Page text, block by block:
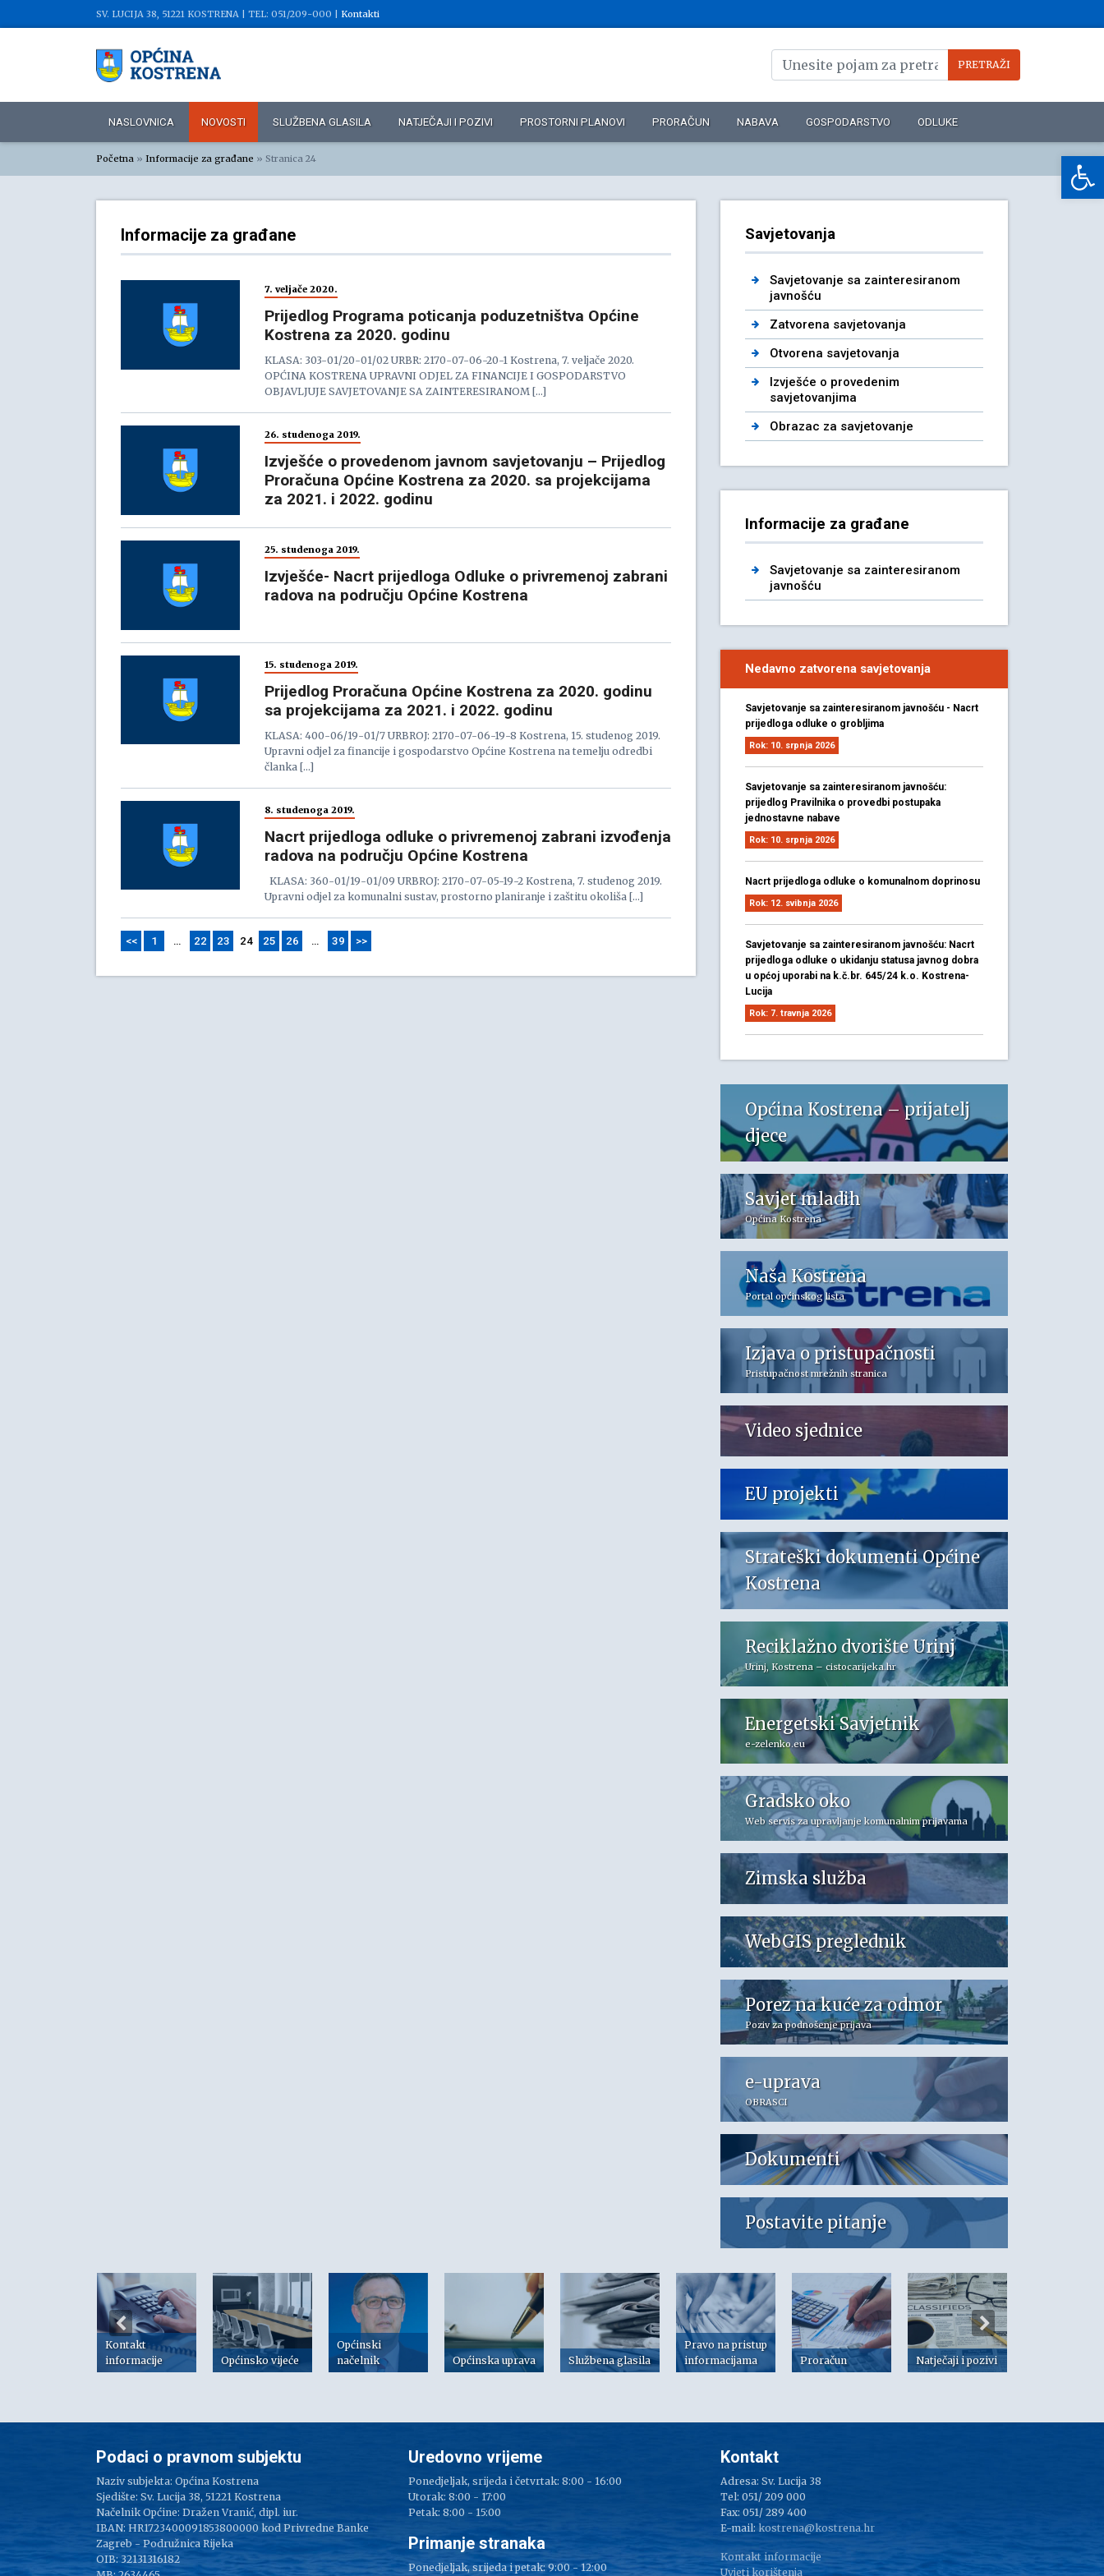
SV. LUCIJA 38, 51221 KOSTRENA | TEL: 051/209-000 | Kontakti
NASLOVNICA NOVOSTI SLUŽBENA GLASILA NATJEČAJI I POZIVI PROSTORNI PLANOVI PRORAČUN NABAVA GOSPODARSTVO ODLUKE
Početna » Informacije za građane » Stranica 24
Informacije za građane
7. veljače 2020.
Prijedlog Programa poticanja poduzetništva Općine
Kostrena za 2020. godinu
KLASA: 303-01/20-01/02 URBR: 2170-07-06-20-1 Kostrena, 7. veljače 2020.
OPĆINA KOSTRENA UPRAVNI ODJEL ZA FINANCIJE I GOSPODARSTVO
OBJAVLJUJE SAVJETOVANJE SA ZAINTERESIRANOM […]
26. studenoga 2019.
Izvješće o provedenom javnom savjetovanju – Prijedlog
Proračuna Općine Kostrena za 2020. sa projekcijama
za 2021. i 2022. godinu
25. studenoga 2019.
Izvješće- Nacrt prijedloga Odluke o privremenoj zabrani
radova na području Općine Kostrena
15. studenoga 2019.
Prijedlog Proračuna Općine Kostrena za 2020. godinu
sa projekcijama za 2021. i 2022. godinu
KLASA: 400-06/19-01/7 URBROJ: 2170-07-06-19-8 Kostrena, 15. studenog 2019.
Upravni odjel za financije i gospodarstvo Općine Kostrena na temelju odredbi
članka […]
8. studenoga 2019.
Nacrt prijedloga odluke o privremenoj zabrani izvođenja
radova na području Općine Kostrena
KLASA: 360-01/19-01/09 URBROJ: 2170-07-05-19-2 Kostrena, 7. studenog 2019.
Upravni odjel za komunalni sustav, prostorno planiranje i zaštitu okoliša […]
<< 1 … 22 23 24 25 26 … 39 >>
Savjetovanja
Savjetovanje sa zainteresiranom
javnošću
Zatvorena savjetovanja
Otvorena savjetovanja
Izvješće o provedenim
savjetovanjima
Obrazac za savjetovanje
Informacije za građane
Savjetovanje sa zainteresiranom
javnošću
Nedavno zatvorena savjetovanja
Savjetovanje sa zainteresiranom javnošću - Nacrt
prijedloga odluke o grobljima
Rok: 10. srpnja 2026
Savjetovanje sa zainteresiranom javnošću:
prijedlog Pravilnika o provedbi postupaka
jednostavne nabave
Rok: 10. srpnja 2026
Nacrt prijedloga odluke o komunalnom doprinosu
Rok: 12. svibnja 2026
Savjetovanje sa zainteresiranom javnošću: Nacrt
prijedloga odluke o ukidanju statusa javnog dobra
u općoj uporabi na k.č.br. 645/24 k.o. Kostrena-
Lucija
Rok: 7. travnja 2026
Općina Kostrena – prijatelj
djece
Savjet mladih
Općina Kostrena
Naša Kostrena
Portal općinskog lista
Izjava o pristupačnosti
Pristupačnost mrežnih stranica
Video sjednice
EU projekti
Strateški dokumenti Općine
Kostrena
Reciklažno dvorište Urinj
Urinj, Kostrena – cistocarijeka.hr
Energetski Savjetnik
e-zelenko.eu
Gradsko oko
Web servis za upravljanje komunalnim prijavama
Zimska služba
WebGIS preglednik
Porez na kuće za odmor
Poziv za podnošenje prijava
e-uprava
OBRASCI
Dokumenti
Postavite pitanje
Kontakt
informacije
Općinsko vijeće
Općinski
načelnik
Općinska uprava Službena glasila
Pravo na pristup
informacijama
Proračun Natječaji i pozivi
Podaci o pravnom subjektu
Naziv subjekta: Općina Kostrena
Sjedište: Sv. Lucija 38, 51221 Kostrena
Načelnik Općine: Dražen Vranić, dipl. iur.
IBAN: HR1723400091853800000 kod Privredne Banke
Zagreb - Podružnica Rijeka
OIB: 32131316182
Uredovno vrijeme
Ponedjeljak, srijeda i četvrtak: 8:00 - 16:00
Utorak: 8:00 - 17:00
Petak: 8:00 - 15:00
Primanje stranaka
Ponedjeljak, srijeda i petak: 9:00 - 12:00
Kontakt
Adresa: Sv. Lucija 38
Tel: 051/ 209 000
Fax: 051/ 289 400
E-mail: kostrena@kostrena.hr
Kontakt informacije
Uvjeti korištenja